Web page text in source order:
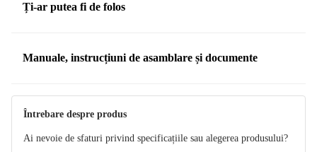
Ți-ar putea fi de folos
Manuale, instrucțiuni de asamblare și documente
Întrebare despre produs
Ai nevoie de sfaturi privind specificațiile sau alegerea produsului?